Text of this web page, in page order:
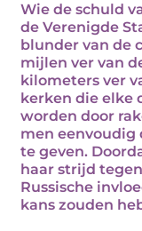
Wie de schuld
de Verenigde
blunder van de
mijlen ver van
kilometers ver
kerken die elke
worden door
men eenvoudig
te geven.
haar strijd
Russische
kans zouden